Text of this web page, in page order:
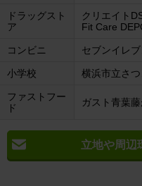
ドラッグスト
ア
クリエイト
Fit Care
コンビニ セブンイレ
小学校 横浜市立さ
ファストフー
ド
ガスト青葉
立地や周辺